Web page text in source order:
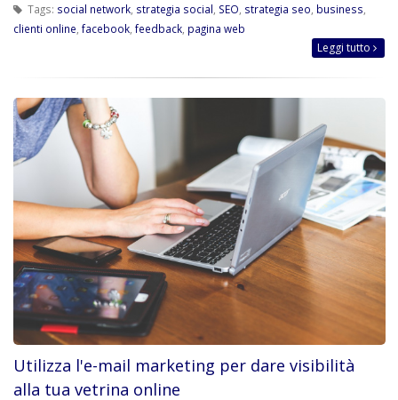
Tags: social network strategia social SEO strategia seo business
clienti online facebook feedback pagina web
Leggi tutto
Utilizza l'e-mail marketing per dare visibilità
alla tua vetrina online